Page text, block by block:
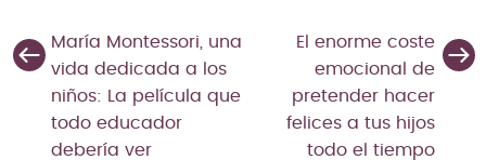
María Montessori, una
vida dedicada a los
niños: La película que
todo educador
debería ver
El enorme coste
emocional de
pretender hacer
felices a tus hijos
todo el tiempo